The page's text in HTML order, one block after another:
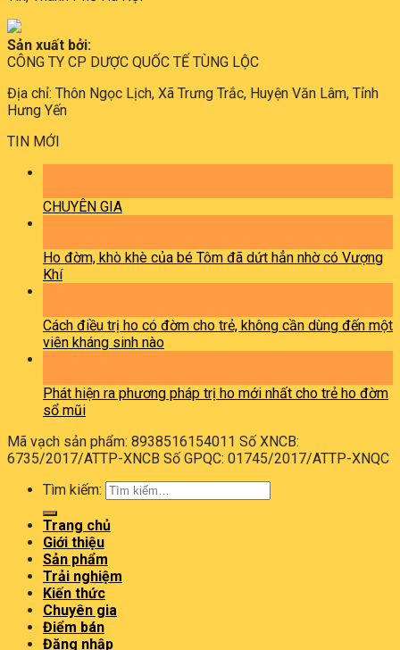
Sản xuất bởi:
CÔNG TY CP DƯỢC QUỐC TẾ TÙNG LỘC
Địa chỉ: Thôn Ngọc Lịch, Xã Trưng Trắc, Huyện Văn Lâm, Tỉnh
Hưng Yến
TIN MỚI
CHUYÊN GIA
Ho đờm, khò khè của bé Tôm đã dứt hẳn nhờ có Vượng
Khí
Cách điều trị ho có đờm cho trẻ, không cần dùng đến một
viên kháng sinh nào
Phát hiện ra phương pháp trị ho mới nhất cho trẻ ho đờm
sổ mũi
Mã vạch sản phẩm: 8938516154011 Số XNCB:
6735/2017/ATTP-XNCB Số GPQC: 01745/2017/ATTP-XNQC
Tìm kiếm:
Trang chủ
Giới thiệu
Sản phẩm
Trải nghiệm
Kiến thức
Chuyên gia
Điểm bán
Đăng nhập